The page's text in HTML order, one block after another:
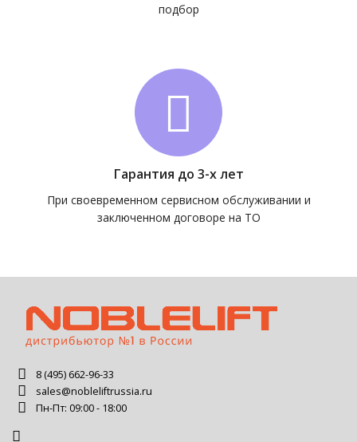
подбор
Гарантия до 3-х лет
При своевременном сервисном обслуживании и
заключенном договоре на ТО
8 (495) 662-96-33
sales@nobleliftrussia.ru
Пн-Пт: 09:00 - 18:00